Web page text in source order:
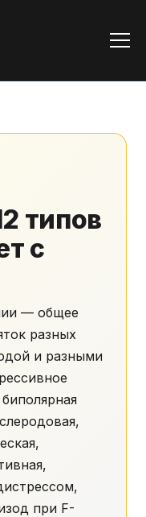
типов
с
— общее
разных
и разными
при F-